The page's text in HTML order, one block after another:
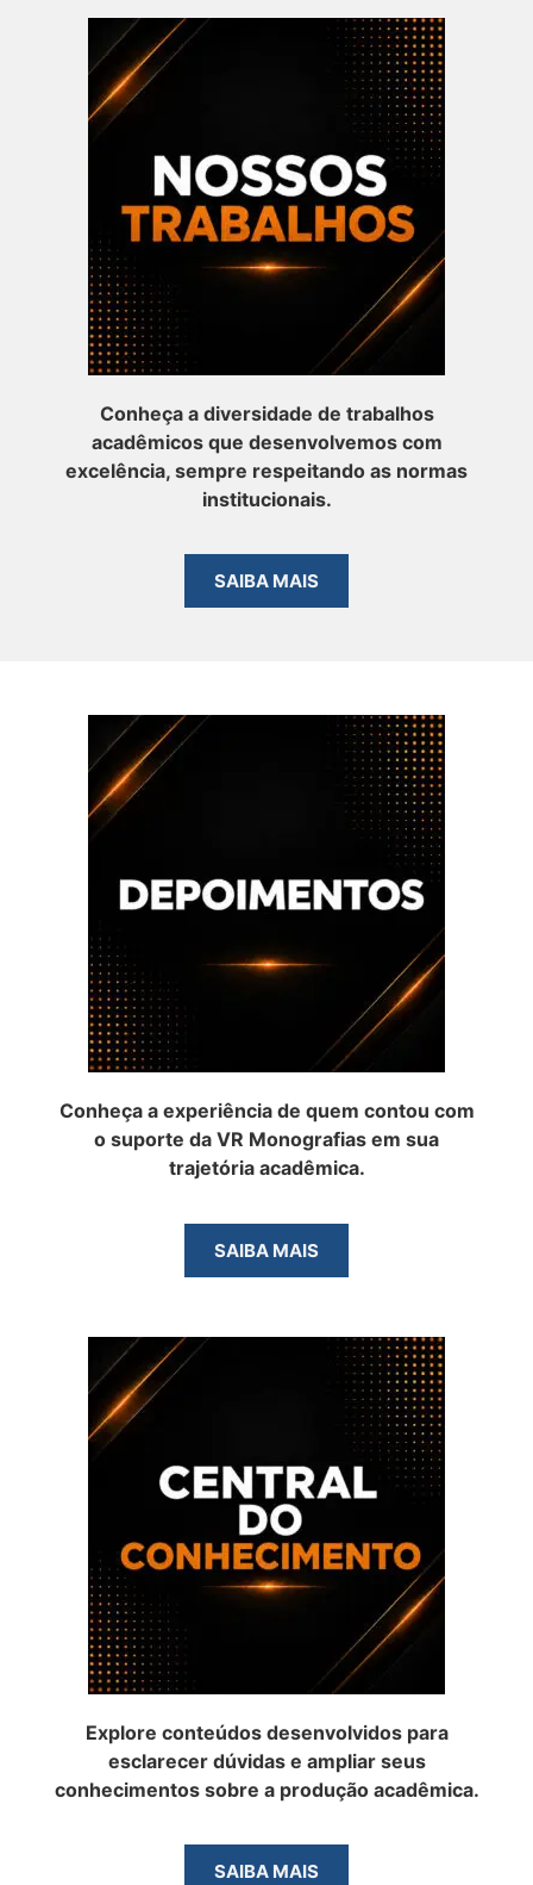
Conheça a diversidade de trabalhos
acadêmicos que desenvolvemos com
excelência, sempre respeitando as normas
institucionais.
SAIBA MAIS
Conheça a experiência de quem contou com
o suporte da VR Monografias em sua
trajetória acadêmica.
SAIBA MAIS
Explore conteúdos desenvolvidos para
esclarecer dúvidas e ampliar seus
conhecimentos sobre a produção acadêmica.
SAIBA MAIS